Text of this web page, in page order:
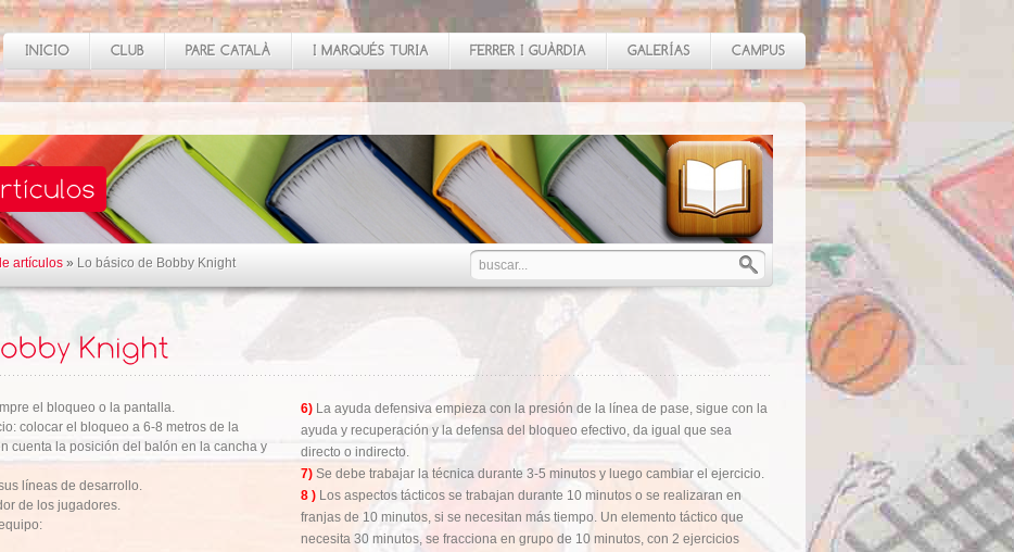
artículos » Lo básico de Bobby Knight
el bloqueo o la pantalla.
colocar el bloqueo a 6-8 metros de la
cuenta la posición del balón en la cancha y
líneas de desarrollo.
de los jugadores.
6) La ayuda defensiva empieza con la presión de la línea de pase, sigue con la
ayuda y recuperación y la defensa del bloqueo efectivo, da igual que sea
directo o indirecto.
7) Se debe trabajar la técnica durante 3-5 minutos y luego cambiar el ejercicio.
8 ) Los aspectos tácticos se trabajan durante 10 minutos o se realizaran en
franjas de 10 minutos, si se necesitan más tiempo. Un elemento táctico que
necesita 30 minutos, se fracciona en grupo de 10 minutos, con 2 ejercicios